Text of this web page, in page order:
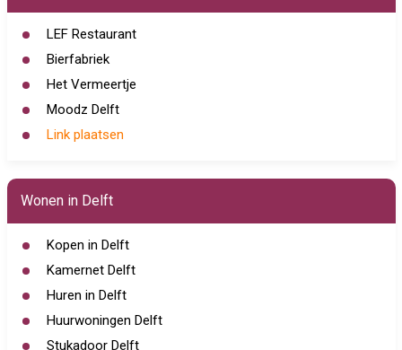
LEF Restaurant
Bierfabriek
Het Vermeertje
Moodz Delft
Link plaatsen
Wonen in Delft
Kopen in Delft
Kamernet Delft
Huren in Delft
Huurwoningen Delft
Stukadoor Delft